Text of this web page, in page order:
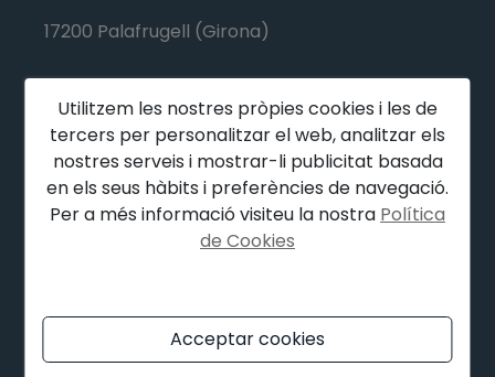
17200 Palafrugell (Girona)
C/ Passeig del mar 5
17212 Tamariu (Girona)
info@finquescostabrava.es
Utilitzem les nostres pròpies cookies i les de
tercers per personalitzar el web, analitzar els
nostres serveis i mostrar-li publicitat basada
en els seus hàbits i preferències de navegació.
Per a més informació visiteu la nostra Política
de Cookies
Acceptar cookies